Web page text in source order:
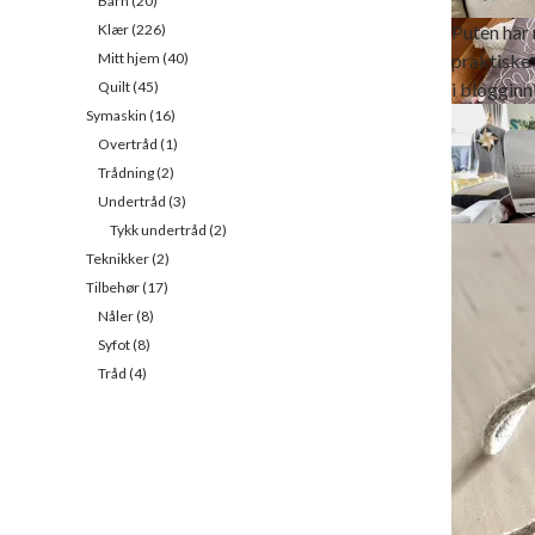
Puten er
i lin og
Puten har
praktiske
i
Du kan
mange
har – jo
Klær(226)
Mitt hjem (40)
Quilt(45)
Symaskin (16)
Overtråd (1)
Trådning(2)
Undertråd (3)
Tykk undertråd (2)
Teknikker(2)
Tilbehør(17)
Nåler(8)
Syfot(8)
Tråd (4)